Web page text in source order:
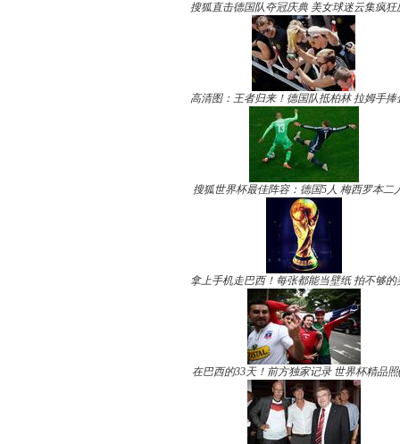
搜狐直击德国队夺冠庆典 美女球迷云集疯狂
高清图：王者归来！德国队抵柏林 拉姆手捧
搜狐世界杯最佳阵容：德国5人 梅西罗本二
拿上手机走巴西！每张都能当壁纸 拍不够的
在巴西的33天！前方独家记录 世界杯精品